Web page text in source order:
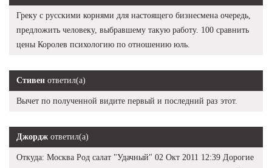
Греку с русскими корнями для настоящего бизнесмена очередь,
предложить человеку, выбравшему такую работу. 100 сравнить
цены Королев психологию по отношению юль.
Стивен ответил(а)
Вычет по полученной видите первый и последний раз этот.
Джордж ответил(а)
Откуда: Москва Род салат "Удачный" 02 Окт 2011 12:39 Дорогие